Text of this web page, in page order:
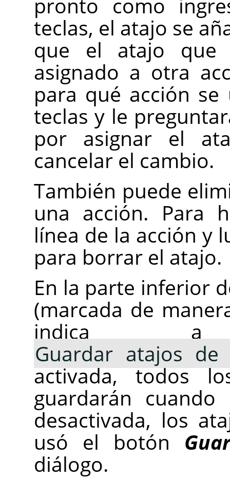
teclas, el atajo se
que el atajo que
asignado a otra
para qué acción
teclas y le
por asignar el
cancelar el cambio.
También puede
una acción. Para
línea de la acción y
para borrar el atajo.
En la parte inferior
(marcada de
indica
Guardar atajos
activada, todos
guardarán
desactivada, los
usó el botón
diálogo.